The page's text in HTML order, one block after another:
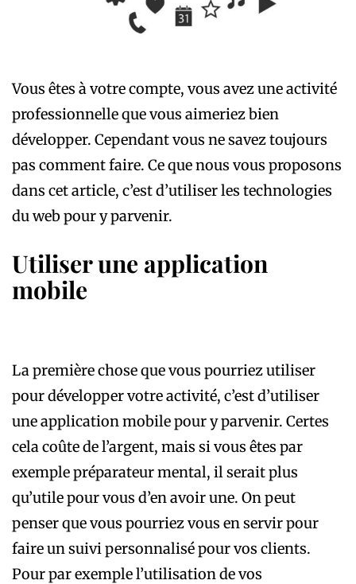
Vous êtes à votre compte, vous avez une activité
professionnelle que vous aimeriez bien
développer. Cependant vous ne savez toujours
pas comment faire. Ce que nous vous proposons
dans cet article, c’est d’utiliser les technologies
du web pour y parvenir.
Utiliser une application
mobile
La première chose que vous pourriez utiliser
pour développer votre activité, c’est d’utiliser
une application mobile pour y parvenir. Certes
cela coûte de l’argent, mais si vous êtes par
exemple préparateur mental, il serait plus
qu’utile pour vous d’en avoir une. On peut
penser que vous pourriez vous en servir pour
faire un suivi personnalisé pour vos clients.
Pour par exemple l’utilisation de vos